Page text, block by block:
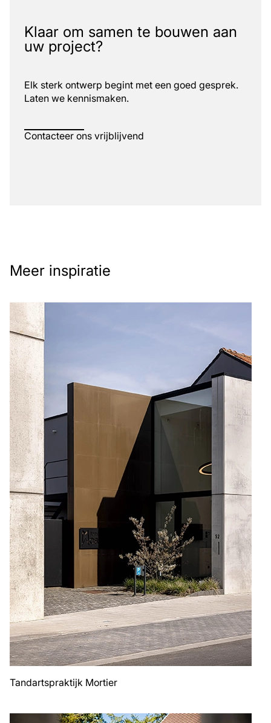
Klaar om samen te bouwen aan
uw project?
Elk sterk ontwerp begint met een goed gesprek.
Laten we kennismaken.
Contacteer ons vrijblijvend
Meer inspiratie
Tandartspraktijk Mortier